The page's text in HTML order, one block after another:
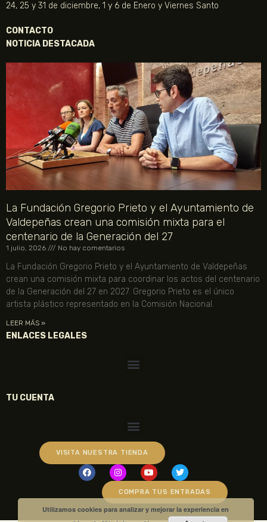
24, 25 y 31 de diciembre, 1 y 6 de Enero y Viernes Santo
CONTACTO
NOTICIA DESTACADA
La Fundación Gregorio Prieto y el Ayuntamiento de
Valdepeñas crean una comisión mixta para el
centenario de la Generación del 27
1 julio, 2026 No hay comentarios
La Fundación Gregorio Prieto y el Ayuntamiento de Valdepeñas
crean una comisión mixta para coordinar los actos del centenario
de la Generación del 27 en 2027. Gregorio Prieto es el único
artista plástico representado en la Comisión Nacional.
LEER MÁS »
ENLACES LEGALES
TU CUENTA
VISITA NUESTRA TIENDA
COMPRA TUS ENTRADAS
Utilizamos cookies para analizar y mejorar la experiencia en